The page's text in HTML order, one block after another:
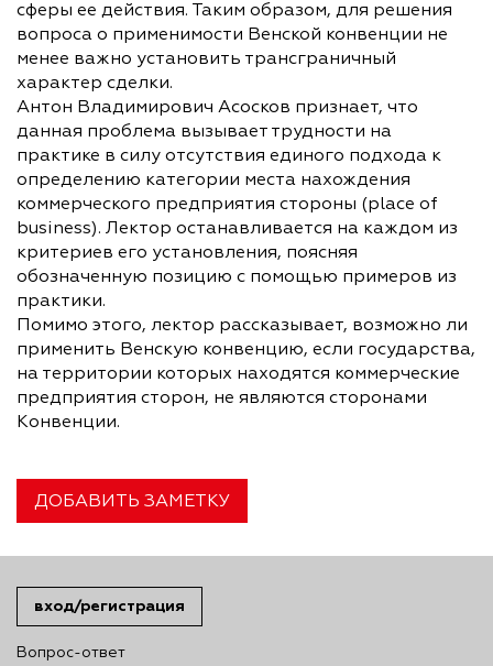
сферы ее действия. Таким образом, для решения
вопроса о применимости Венской конвенции не
менее важно установить трансграничный
характер сделки.
Антон Владимирович Асосков признает, что
данная проблема вызывает трудности на
практике в силу отсутствия единого подхода к
определению категории места нахождения
коммерческого предприятия стороны (place of
business). Лектор останавливается на каждом из
критериев его установления, поясняя
обозначенную позицию с помощью примеров из
практики.
Помимо этого, лектор рассказывает, возможно ли
применить Венскую конвенцию, если государства,
на территории которых находятся коммерческие
предприятия сторон, не являются сторонами
Конвенции.
ДОБАВИТЬ ЗАМЕТКУ
вход/регистрация
Вопрос-ответ